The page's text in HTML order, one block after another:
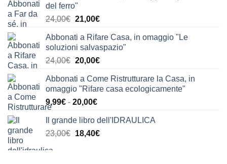
del ferro"
24,00€ Il
originale
era:
24,00€.
21,00€Il
attuale
è:
21,00€.
Abbonati a Rifare Casa, in omaggio "Le
soluzioni salvaspazio"
24,00€ Il
originale
era:
24,00€.
20,00€Il
attuale
è:
Abbonati a Come Ristrutturare la Casa, in
omaggio "Rifare casa ecologicamente"
9,99€ - 20,00€Fascia
prezzo:
da
Il grande libro dell'IDRAULICA
23,00€ Il
18,40€Il